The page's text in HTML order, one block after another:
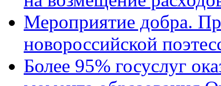
Мероприятие добра.
новороссийской
Более 95% госуслуг